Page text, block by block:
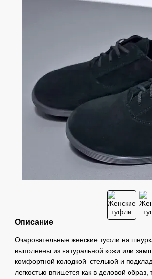
Описание
Очаровательные женские туфли на
выполнены из натуральной кожи или
комфортной колодкой, стелькой и
легкостью впишется как в деловой